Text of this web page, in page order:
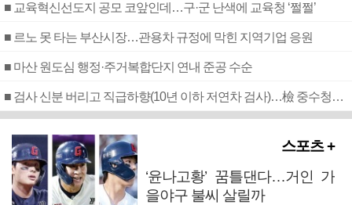
■ 교육혁신선도지 공모 코앞인데…구·군 난색에 교육청 ‘쩔쩔’
■ 르노 못 타는 부산시장…관용차 규정에 막힌 지역기업 응원
■ 마산 원도심 행정·주거복합단지 연내 준공 수순
■ 검사 신분 버리고 직급하향(10년 이하 저연차 검사)…檢 중수청행 기피
스포츠 +
‘윤나고황’ 꿈틀댄다…거인 가
을야구 불씨 살릴까